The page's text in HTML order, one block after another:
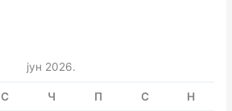
јун 2026.
С Ч П С Н